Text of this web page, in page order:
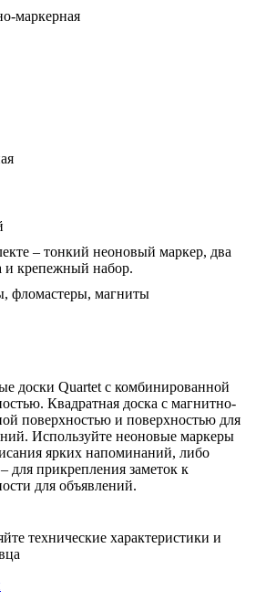
маркерная
– тонкий неоновый маркер, два
и крепежный набор.
фломастеры, магниты
доски Quartet с комбинированной
Квадратная доска с магнитно-
поверхностью и поверхностью для
Используйте неоновые маркеры
ярких напоминаний, либо
для прикрепления заметок к
для объявлений.
технические характеристики и